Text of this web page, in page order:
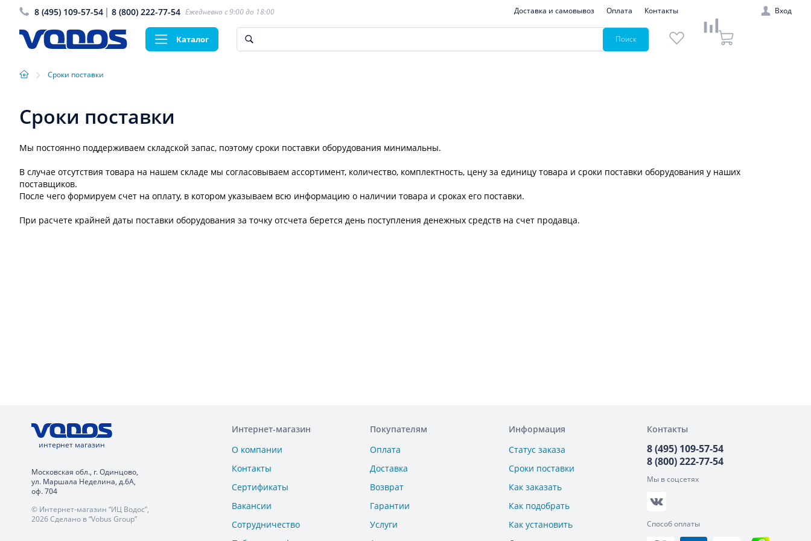
8 (495) 109-57-54 8 (800) 222-77-54 Ежедневно с 9:00 до 18:00 Доставка и самовывоз Оплата Контакты Вход
Каталог Поиск
› Сроки поставки
Сроки поставки
Мы постоянно поддерживаем складской запас, поэтому сроки поставки оборудования минимальны.
В случае отсутствия товара на нашем складе мы согласовываем ассортимент, количество, комплектность, цену за единицу товара и сроки поставки оборудования у наших
поставщиков.
После чего формируем счет на оплату, в котором указываем всю информацию о наличии товара и сроках его поставки.
При расчете крайней даты поставки оборудования за точку отсчета берется день поступления денежных средств на счет продавца.
интернет магазин
Московская обл., г. Одинцово,
ул. Маршала Неделина, д.6А,
оф. 704
© Интернет-магазин “ИЦ Водос”,
2026 Сделано в “Vobus Group”
Интернет-магазин
О компании
Контакты
Сертификаты
Вакансии
Сотрудничество
Покупателям
Оплата
Доставка
Возврат
Гарантии
Услуги
Информация
Статус заказа
Сроки поставки
Как заказать
Как подобрать
Как установить
Контакты
8 (495) 109-57-54
8 (800) 222-77-54
Мы в соцсетях
Способ оплаты